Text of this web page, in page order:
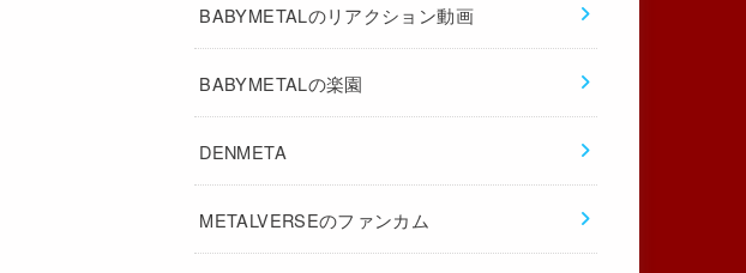
BABYMETALのリアクション動画
BABYMETALの楽園
DENMETA
METALVERSEのファンカム